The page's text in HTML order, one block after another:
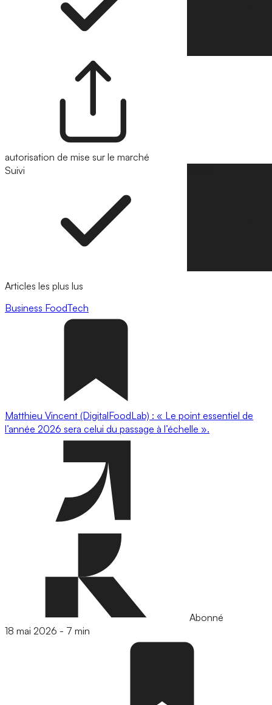
autorisation de mise sur le marché
Suivi
Articles les plus lus
Business FoodTech
Matthieu Vincent (DigitalFoodLab) : « Le point essentiel de
l’année 2026 sera celui du passage à l’échelle ».
Abonné
18 mai 2026 - 7 min